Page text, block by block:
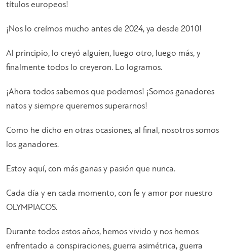
títulos europeos!
¡Nos lo creímos mucho antes de 2024, ya desde 2010!
Al principio, lo creyó alguien, luego otro, luego más, y
finalmente todos lo creyeron. Lo logramos.
¡Ahora todos sabemos que podemos! ¡Somos ganadores
natos y siempre queremos superarnos!
Como he dicho en otras ocasiones, al final, nosotros somos
los ganadores.
Estoy aquí, con más ganas y pasión que nunca.
Cada día y en cada momento, con fe y amor por nuestro
OLYMPIACOS.
Durante todos estos años, hemos vivido y nos hemos
enfrentado a conspiraciones, guerra asimétrica, guerra